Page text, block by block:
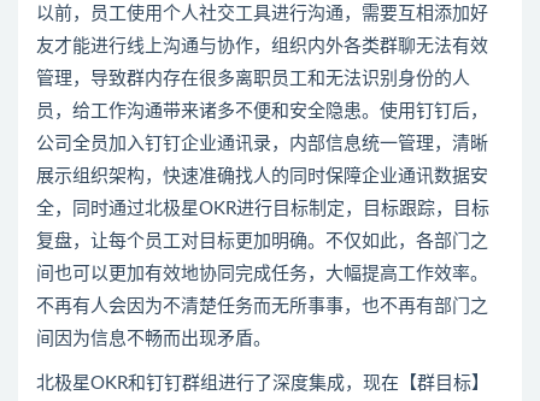
以前，员工使用个人社交工具进行沟通，需要互相添加好
友才能进行线上沟通与协作，组织内外各类群聊无法有效
管理，导致群内存在很多离职员工和无法识别身份的人
员，给工作沟通带来诸多不便和安全隐患。使用钉钉后，
公司全员加入钉钉企业通讯录，内部信息统一管理，清晰
展示组织架构，快速准确找人的同时保障企业通讯数据安
全，同时通过北极星OKR进行目标制定，目标跟踪，目标
复盘，让每个员工对目标更加明确。不仅如此，各部门之
间也可以更加有效地协同完成任务，大幅提高工作效率。
不再有人会因为不清楚任务而无所事事，也不再有部门之
间因为信息不畅而出现矛盾。
北极星OKR和钉钉群组进行了深度集成，现在【群目标】